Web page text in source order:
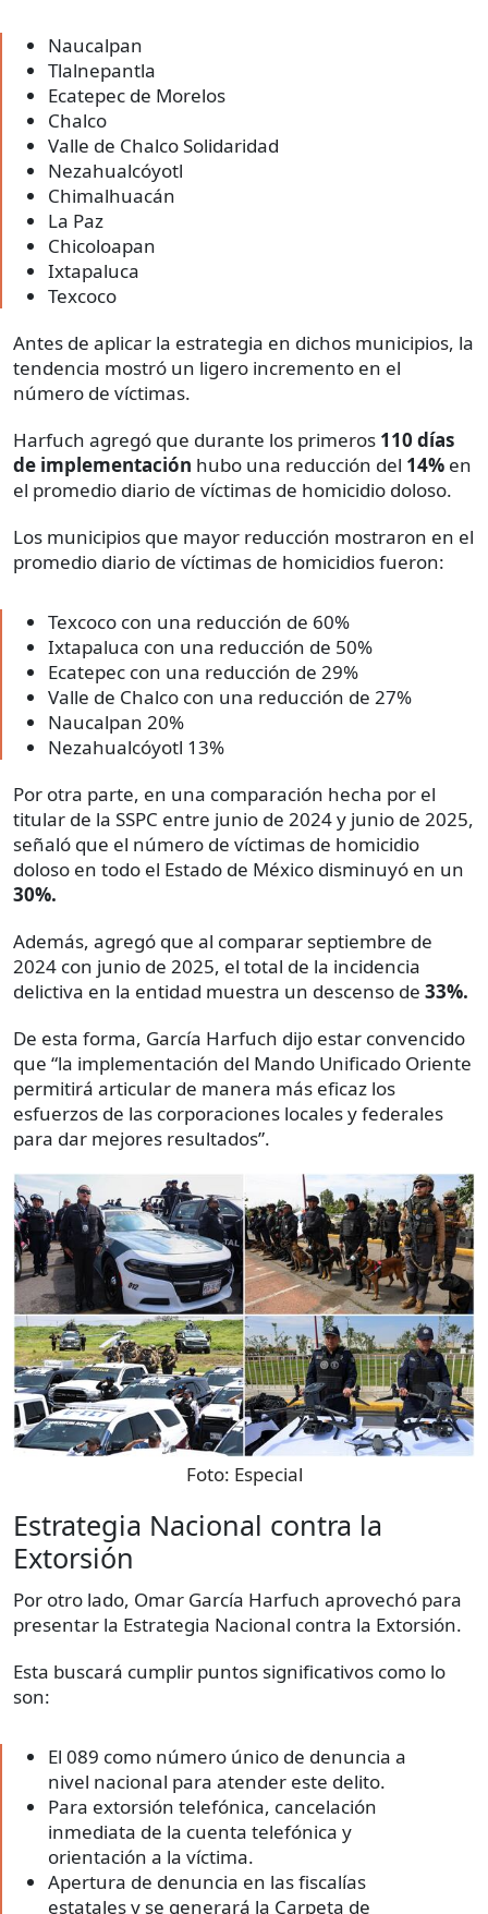
Naucalpan
Tlalnepantla
Ecatepec de Morelos
Chalco
Valle de Chalco Solidaridad
Nezahualcóyotl
Chimalhuacán
La Paz
Chicoloapan
Ixtapaluca
Texcoco
Antes de aplicar la estrategia en dichos municipios, la
tendencia mostró un ligero incremento en el
número de víctimas.
Harfuch agregó que durante los primeros 110 días
de implementación hubo una reducción del 14% en
el promedio diario de víctimas de homicidio doloso.
Los municipios que mayor reducción mostraron en el
promedio diario de víctimas de homicidios fueron:
Texcoco con una reducción de 60%
Ixtapaluca con una reducción de 50%
Ecatepec con una reducción de 29%
Valle de Chalco con una reducción de 27%
Naucalpan 20%
Nezahualcóyotl 13%
Por otra parte, en una comparación hecha por el
titular de la SSPC entre junio de 2024 y junio de 2025,
señaló que el número de víctimas de homicidio
doloso en todo el Estado de México disminuyó en un
30%.
Además, agregó que al comparar septiembre de
2024 con junio de 2025, el total de la incidencia
delictiva en la entidad muestra un descenso de 33%.
De esta forma, García Harfuch dijo estar convencido
que “la implementación del Mando Unificado Oriente
permitirá articular de manera más eficaz los
esfuerzos de las corporaciones locales y federales
para dar mejores resultados”.
Foto: Especial
Estrategia Nacional contra la
Extorsión
Por otro lado, Omar García Harfuch aprovechó para
presentar la Estrategia Nacional contra la Extorsión.
Esta buscará cumplir puntos significativos como lo
son:
El 089 como número único de denuncia a
nivel nacional para atender este delito.
Para extorsión telefónica, cancelación
inmediata de la cuenta telefónica y
orientación a la víctima.
Apertura de denuncia en las fiscalías
estatales y se generará la Carpeta de